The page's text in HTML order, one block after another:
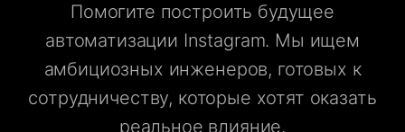
Помогите построить будущее
автоматизации Instagram. Мы ищем
амбициозных инженеров, готовых к
сотрудничеству, которые хотят оказать
реальное влияние.